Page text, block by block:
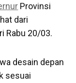
Provinsi
dari
Rabu 20/03.
desain depan
sesuai